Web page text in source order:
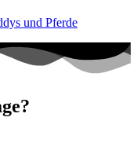
und Pferde